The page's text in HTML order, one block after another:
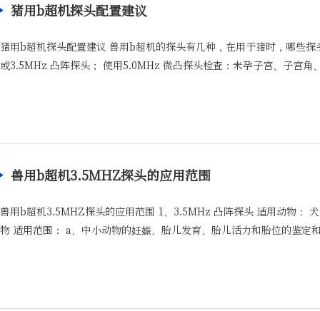
猪用b超机探头配置建议
猪用b超机探头配置建议 兽用b超机的探头有几种，在用于猪时，哪些
或3.5MHz 凸阵探头； 使用5.0MHz 微凸探头检查：未孕子宫、子宫角
兽用b超机3.5MHZ探头的应用范围
兽用b超机3.5MHZ探头的应用范围 1、3.5MHz 凸阵探头 适用动物：
物 适用范围： a、中小动物的妊娠、胎儿发育、胎儿活力和胎位的鉴定